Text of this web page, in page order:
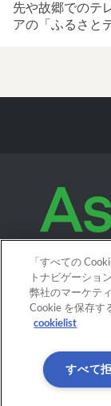
先や故郷でのテ
アの「ふるさと
「すべての
トナビゲーショ
弊社のマーケテ
Cookie を保存す
cookielist
すべて